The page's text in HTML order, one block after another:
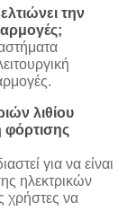
την
λιθίου
για να είναι
ηλεκτρικών
χρήστες να